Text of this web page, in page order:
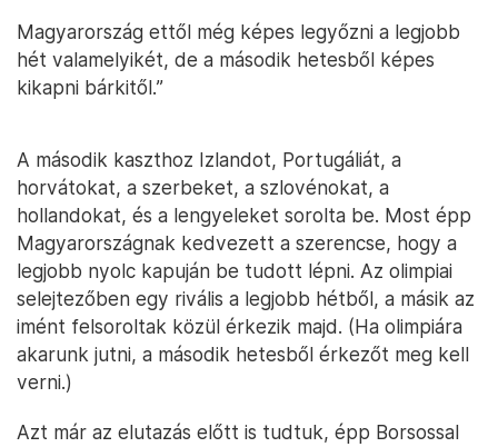
Magyarország ettől még képes legyőzni a legjobb
hét valamelyikét, de a második hetesből képes
kikapni bárkitől.”
A második kaszthoz Izlandot, Portugáliát, a
horvátokat, a szerbeket, a szlovénokat, a
hollandokat, és a lengyeleket sorolta be. Most épp
Magyarországnak kedvezett a szerencse, hogy a
legjobb nyolc kapuján be tudott lépni. Az olimpiai
selejtezőben egy rivális a legjobb hétből, a másik az
imént felsoroltak közül érkezik majd. (Ha olimpiára
akarunk jutni, a második hetesből érkezőt meg kell
verni.)
Azt már az elutazás előtt is tudtuk, épp Borsossal